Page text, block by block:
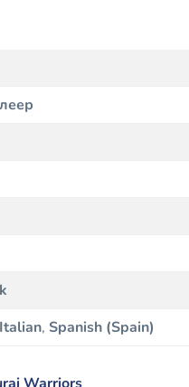
Italian, Spanish (Spain)